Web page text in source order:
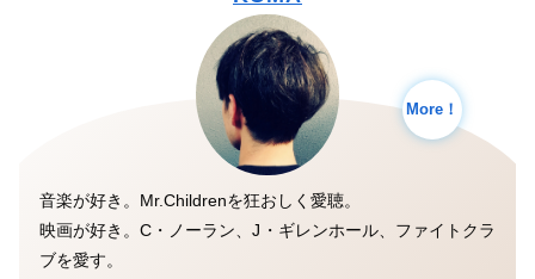
More！
音楽が好き。Mr.Childrenを狂おしく愛聴。
映画が好き。C・ノーラン、J・ギレンホール、ファイトクラ
ブを愛す。